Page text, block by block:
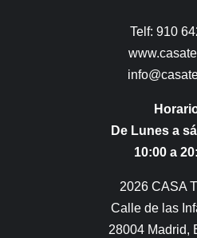
Telf: 910
De Lunes a
10:00 a
2026 CASA
Calle de las
28004 Madrid,